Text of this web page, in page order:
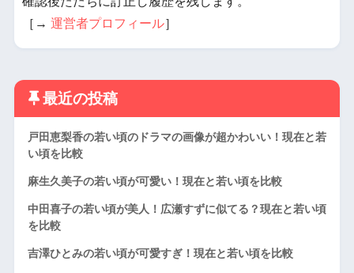
［→ 運営者プロフィール］
最近の投稿
戸田恵梨香の若い頃のドラマの画像が超かわいい！現在と若
い頃を比較
麻生久美子の若い頃が可愛い！現在と若い頃を比較
中田喜子の若い頃が美人！広瀬すずに似てる？現在と若い頃
を比較
吉澤ひとみの若い頃が可愛すぎ！現在と若い頃を比較